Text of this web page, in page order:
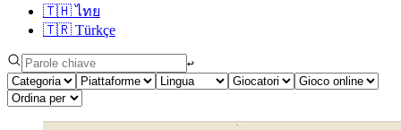
🇹🇭 ไทย
🇹🇷 Türkçe
↩︎